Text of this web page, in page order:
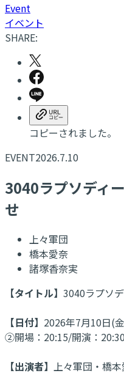
Event
イベント
SHARE:
コピーされました。
EVENT2026.7.10
3040ラプソディ
せ
上々軍団
橋本愛奈
諸塚香奈実
【タイトル】 3040ラプソ
【日付】 2026年7月10日(
②開場：20:15/開演：
【出演者】 上々軍団・橋